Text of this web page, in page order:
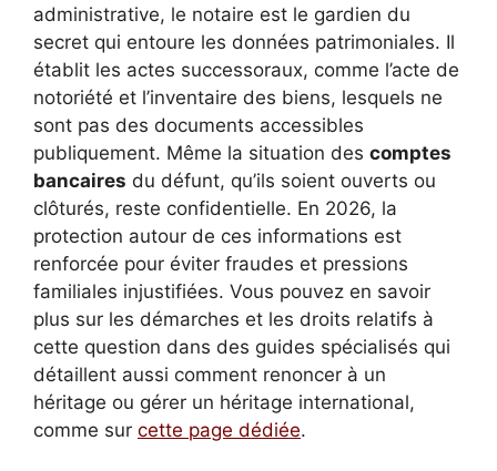
administrative, le notaire est le gardien du
secret qui entoure les données patrimoniales. Il
établit les actes successoraux, comme l’acte de
notoriété et l’inventaire des biens, lesquels ne
sont pas des documents accessibles
publiquement. Même la situation des comptes
bancaires du défunt, qu’ils soient ouverts ou
clôturés, reste confidentielle. En 2026, la
protection autour de ces informations est
renforcée pour éviter fraudes et pressions
familiales injustifiées. Vous pouvez en savoir
plus sur les démarches et les droits relatifs à
cette question dans des guides spécialisés qui
détaillent aussi comment renoncer à un
héritage ou gérer un héritage international,
comme sur cette page dédiée.